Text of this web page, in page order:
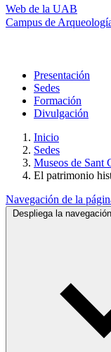
Web de la UAB
Campus de
Presentación
Sedes
Formación
Divulgación
Inicio
Sedes
Museos de Sant
El patrimonio
Navegación de la
Despliega la